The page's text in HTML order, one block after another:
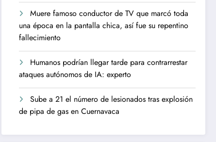
Muere famoso conductor de TV que marcó toda
una época en la pantalla chica, así fue su repentino
fallecimiento
Humanos podrían llegar tarde para contrarrestar
ataques autónomos de IA: experto
Sube a 21 el número de lesionados tras explosión
de pipa de gas en Cuernavaca